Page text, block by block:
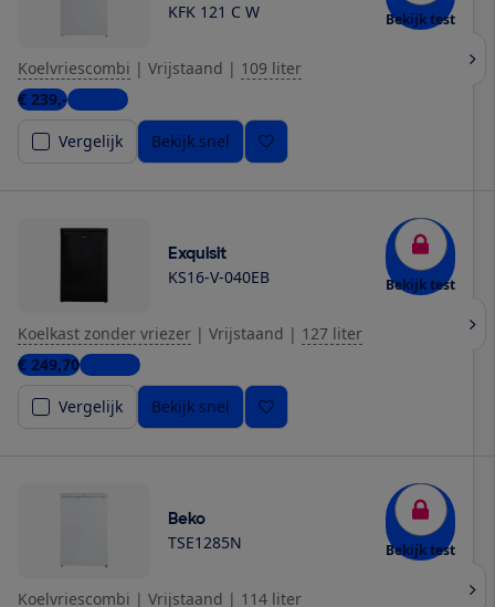
KFK 121 C W Bekijk test
Koelvriescombi | Vrijstaand | 109 liter
€ 239,-1 winkel
Vergelijk
Bekijk snel
Exquisit
KS16-V-040EB Bekijk test
Koelkast zonder vriezer | Vrijstaand | 127 liter
€ 249,701 winkel
Vergelijk
Bekijk snel
Beko
TSE1285N Bekijk test
Koelvriescombi | Vrijstaand | 114 liter